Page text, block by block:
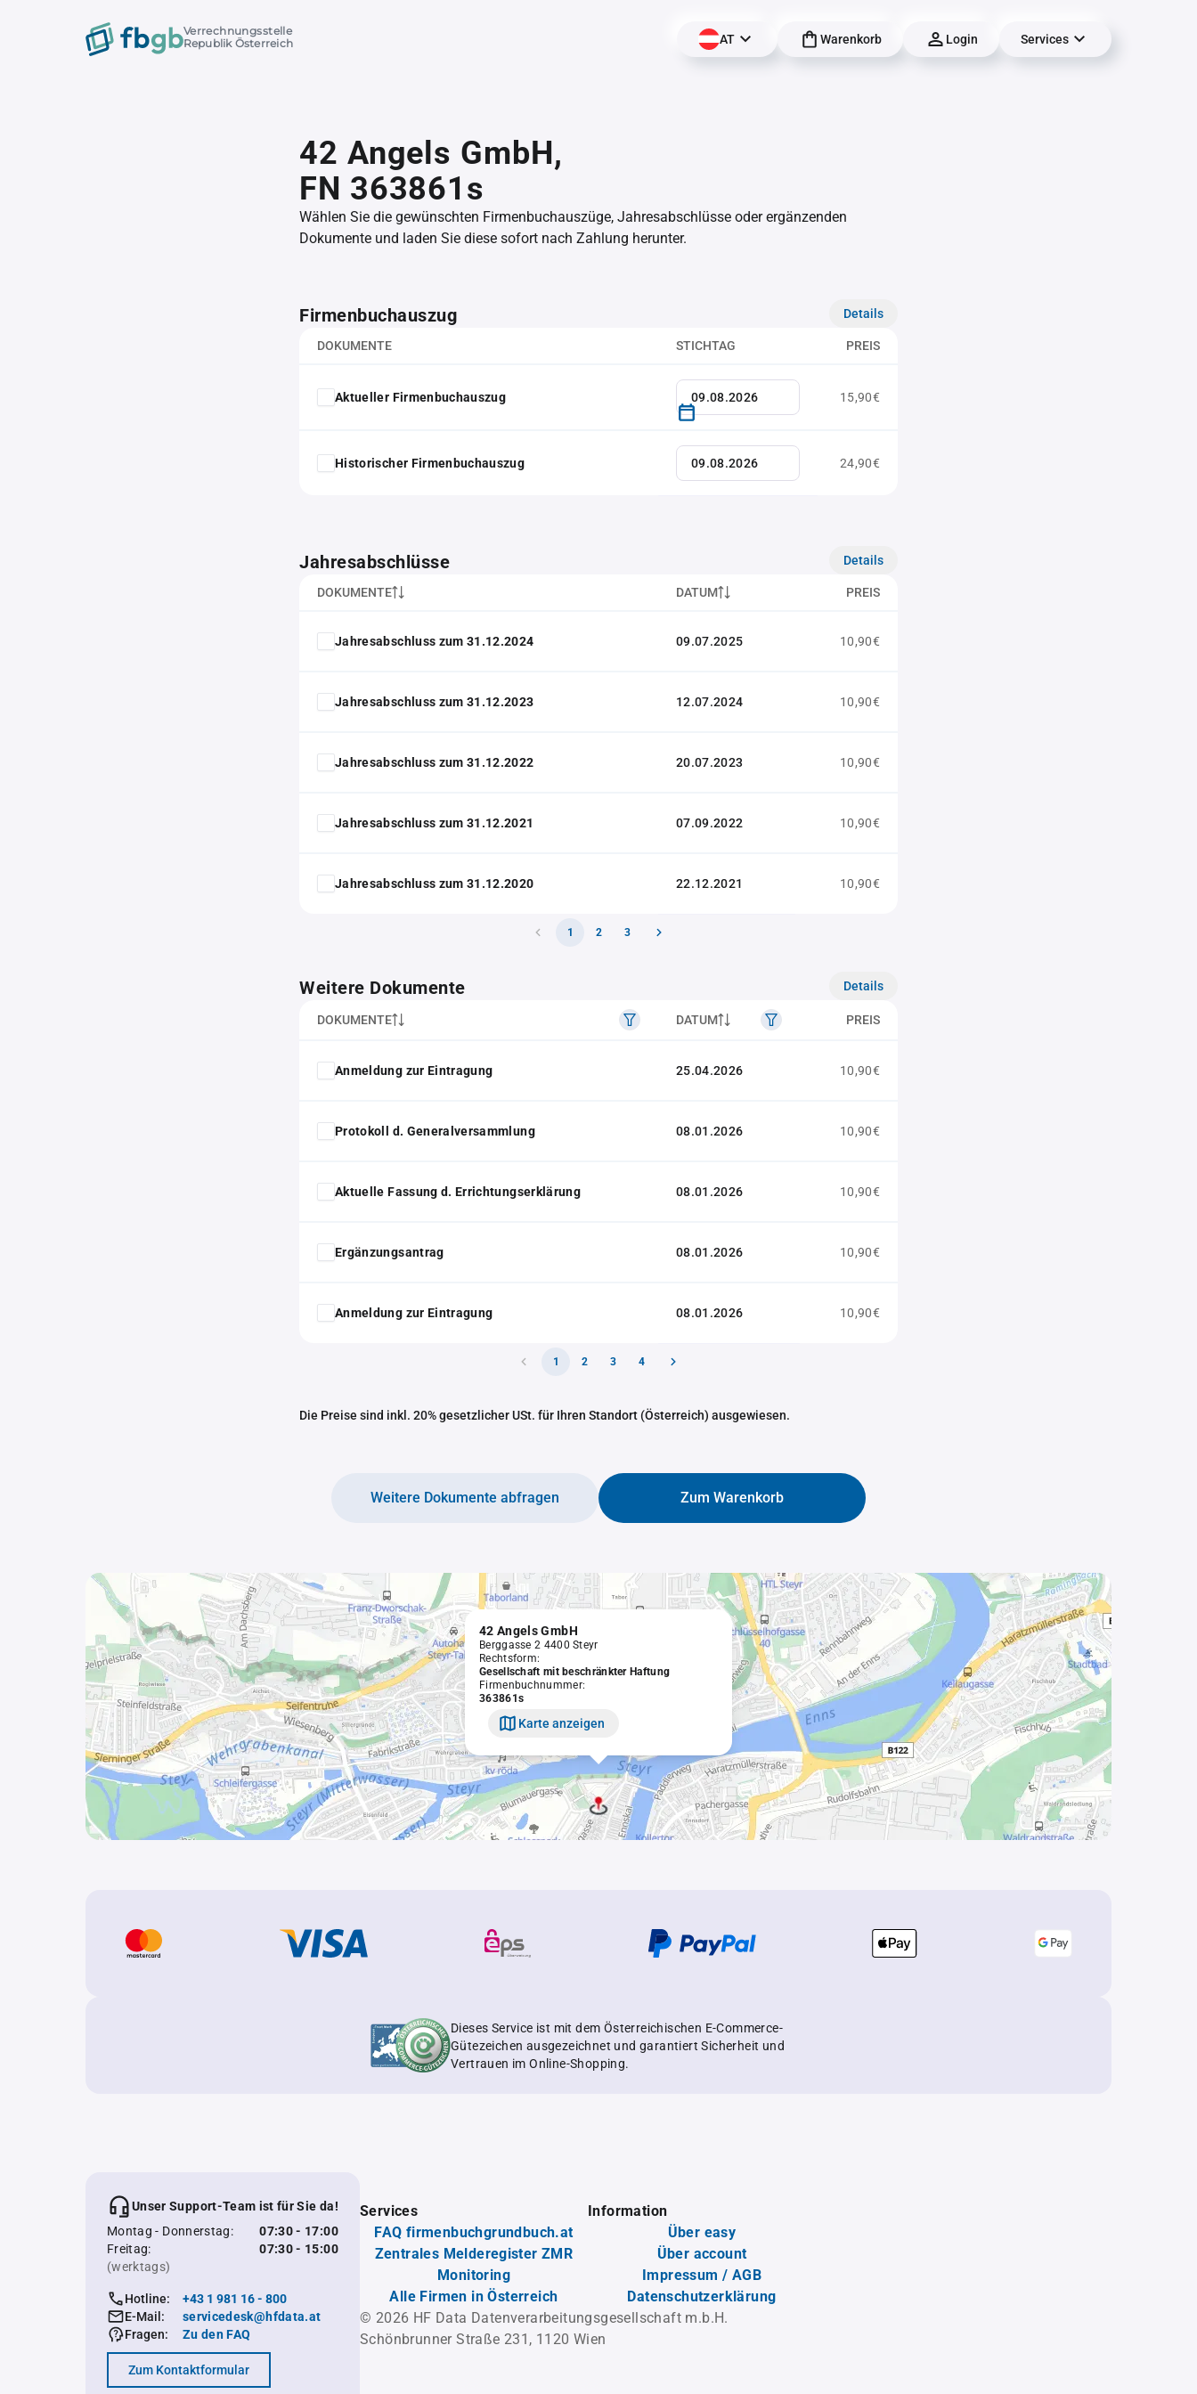
Verrechnungsstelle
Republik Österreich
AT Warenkorb Login Services
42 Angels GmbH,
FN 363861s
Wählen Sie die gewünschten Firmenbuchauszüge, Jahresabschlüsse oder ergänzenden
Dokumente und laden Sie diese sofort nach Zahlung herunter.
Firmenbuchauszug Details
DOKUMENTE STICHTAG PREIS
Aktueller Firmenbuchauszug 15,90€
Historischer Firmenbuchauszug 24,90€
Jahresabschlüsse Details
DOKUMENTE DATUM PREIS
Jahresabschluss zum 31.12.2024 09.07.2025 10,90€
Jahresabschluss zum 31.12.2023 12.07.2024 10,90€
Jahresabschluss zum 31.12.2022 20.07.2023 10,90€
Jahresabschluss zum 31.12.2021 07.09.2022 10,90€
Jahresabschluss zum 31.12.2020 22.12.2021 10,90€
1 2 3
Weitere Dokumente Details
DOKUMENTE DATUM PREIS
Anmeldung zur Eintragung 25.04.2026 10,90€
Protokoll d. Generalversammlung 08.01.2026 10,90€
Aktuelle Fassung d. Errichtungserklärung 08.01.2026 10,90€
Ergänzungsantrag 08.01.2026 10,90€
Anmeldung zur Eintragung 08.01.2026 10,90€
1 2 3 4
Die Preise sind inkl. 20% gesetzlicher USt. für Ihren Standort (Österreich) ausgewiesen.
Zum Warenkorb
Weitere Dokumente abfragen
42 Angels GmbH
Berggasse 2 4400 Steyr
Rechtsform:
Gesellschaft mit beschränkter Haftung
Firmenbuchnummer:
363861s
Karte anzeigen
Dieses Service ist mit dem Österreichischen E-Commerce-
Gütezeichen ausgezeichnet und garantiert Sicherheit und
Vertrauen im Online-Shopping.
Unser Support-Team ist für Sie da!
Montag - Donnerstag:
07:30 - 17:00
Freitag:
07:30 - 15:00
(werktags)
Hotline:
+43 1 981 16 - 800
E-Mail:
servicedesk@hfdata.at
Fragen:
Zu den FAQ
Zum Kontaktformular
Services
FAQ firmenbuchgrundbuch.at
Zentrales Melderegister ZMR
Monitoring
Alle Firmen in Österreich
Information
Über easy
Über account
Impressum / AGB
Datenschutzerklärung
© 2026 HF Data Datenverarbeitungsgesellschaft m.b.H.
Schönbrunner Straße 231, 1120 Wien